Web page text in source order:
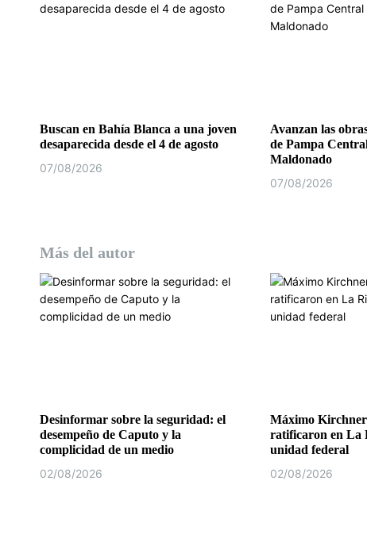
e
a
d
Buscan en Bahía Blanca a una joven
desaparecida desde el 4 de agosto
07/08/2026
Avanzan las
de Pampa
Maldonado
07/08/2026
Más del autor
Desinformar sobre la seguridad: el
desempeño de Caputo y la
complicidad de un medio
02/08/2026
Máximo
ratificaron en La
unidad federal
02/08/2026